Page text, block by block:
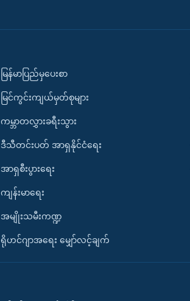
မြန်မာပြည်မှပေးစာ
မြင်ကွင်းကျယ်မှတ်စုများ
ကမ္ဘာတလွှားခရီးသွား
ဒီသီတင်းပတ် အာရှနိုင်ငံရေး
အာရှစီးပွားရေး
ကျန်းမာရေး
အမျိုးသမီးကဏ္ဍ
ရိုဟင်ဂျာအရေး မျှော်လင့်ချက်